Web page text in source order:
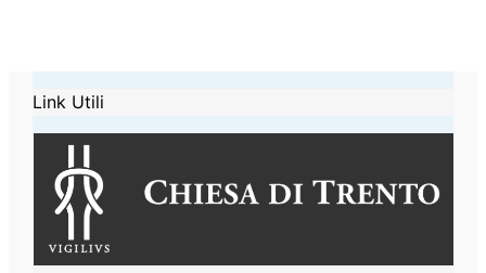
Link Utili